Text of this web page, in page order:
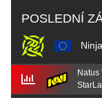
POSLEDNÍ
Natus